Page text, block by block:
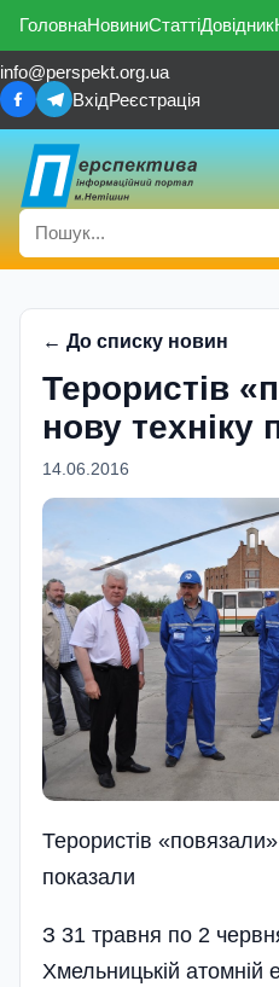
ГоловнаНовиниСтаттіДовідник
info@perspekt.org.ua
ВхідРеєстрація
← До списку новин
Терористів
нову техніку
14.06.2016
Терористів «повязали»
показали
З 31 травня по 2
Хмельницькій атомній